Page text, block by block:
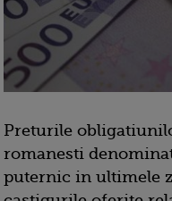
Preturile
romanesti
puternic in ultimele